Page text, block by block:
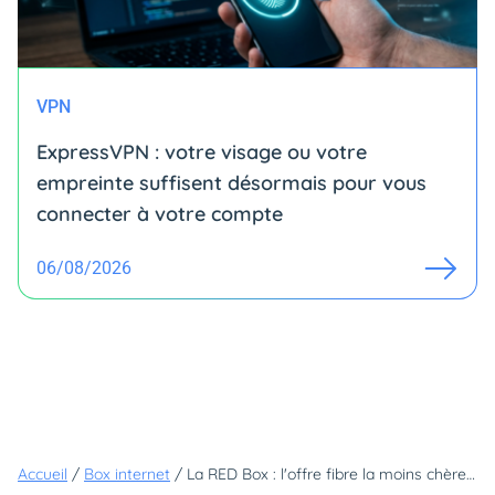
VPN
ExpressVPN : votre visage ou votre
empreinte suffisent désormais pour vous
connecter à votre compte
06/08/2026
Accueil / Box internet / La RED Box : l'offre fibre la moins chère (et pas seulement pendant un an)